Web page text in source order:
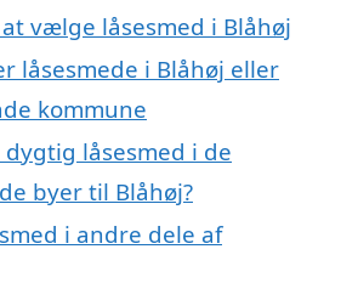
vælge låsesmed i Blåhøj
låsesmede i Blåhøj eller
kommune
dygtig låsesmed i de
byer til Blåhøj?
i andre dele af